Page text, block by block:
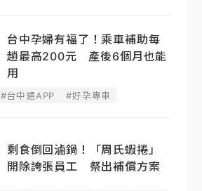
台中孕婦有福了！乘車補助每
趟最高200元 產後6個月也能
用
#台中通APP #好孕專車
剩食倒回滷鍋！「周氏蝦捲」
開除誇張員工 祭出補償方案